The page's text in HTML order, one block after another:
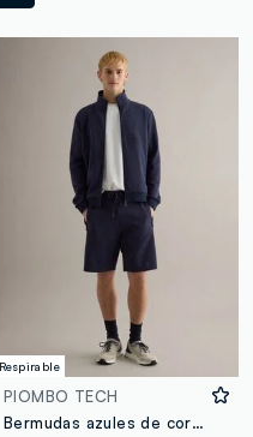
Respirable
PIOMBO TECH
Bermudas azules de corte regular en mezcla de algodón elástico